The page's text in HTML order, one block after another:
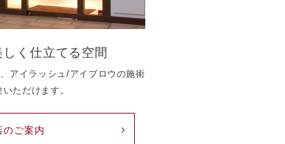
く仕立てる空間
アイラッシュ/アイブロウの施術
ただけます。
のご案内